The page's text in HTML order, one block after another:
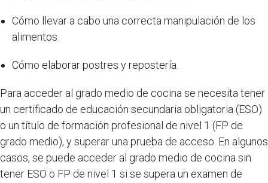
Cómo llevar a cabo una correcta manipulación de los
alimentos.
Cómo elaborar postres y repostería.
Para acceder al grado medio de cocina se necesita tener
un certificado de educación secundaria obligatoria (ESO)
o un título de formación profesional de nivel 1 (FP de
grado medio), y superar una prueba de acceso. En algunos
casos, se puede acceder al grado medio de cocina sin
tener ESO o FP de nivel 1 si se supera un examen de